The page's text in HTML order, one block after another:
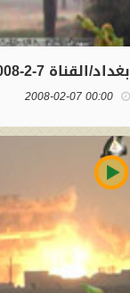
بغداد/القناة 7-2-2008
00:00 2008-02-07